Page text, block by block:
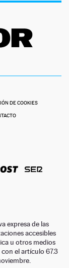
DE COOKIES
expresa de las
accesibles
u otros medios
el artículo 67.3